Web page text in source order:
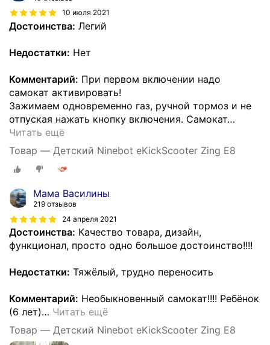
10 июля 2021
Достоинства: Легий
Недостатки: Нет
Комментарий: При первом включении надо
самокат активировать!
Зажимаем одновременно газ, ручной тормоз и не
отпуская нажать кнопку включения. Самокат…
Читать ещё
Товар — Детский Ninebot eKickScooter Zing E8
Мама Василины
219 отзывов
24 апреля 2021
Достоинства: Качество товара, дизайн,
функционал, просто одно большое достоинство!!!!
Недостатки: Тяжёлый, трудно переносить
Комментарий: Необыкновенный самокат!!!! Ребёнок
(6 лет)… Читать ещё
Товар — Детский Ninebot eKickScooter Zing E8